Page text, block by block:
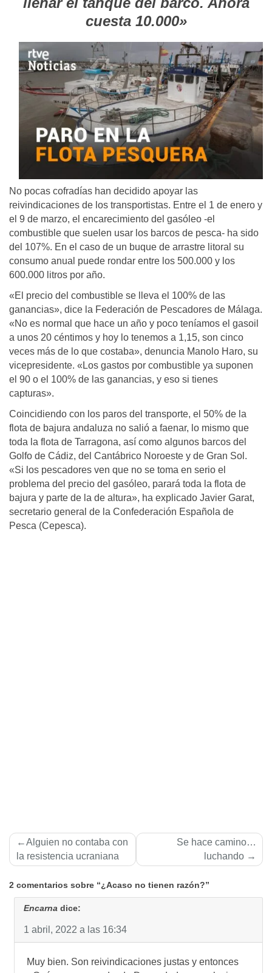
cuesta 10.000»
No pocas cofradías han decidido apoyar las
reivindicaciones de los transportistas. Entre el 1 de enero y
el 9 de marzo, el encarecimiento del gasóleo -el
combustible que suelen usar los barcos de pesca- ha sido
del 107%. En el caso de un buque de arrastre litoral su
consumo anual puede rondar entre los 500.000 y los
600.000 litros por año.
«El precio del combustible se lleva el 100% de las
ganancias», dice la Federación de Pescadores de Málaga.
«No es normal que hace un año y poco teníamos el gasoil
a unos 20 céntimos y hoy lo tenemos a 1,15, son cinco
veces más de lo que costaba», denuncia Manolo Haro, su
vicepresidente. «Los gastos por combustible ya suponen
el 90 o el 100% de las ganancias, y eso si tienes
capturas».
Coincidiendo con los paros del transporte, el 50% de la
flota de bajura andaluza no salió a faenar, lo mismo que
toda la flota de Tarragona, así como algunos barcos del
Golfo de Cádiz, del Cantábrico Noroeste y de Gran Sol.
«Si los pescadores ven que no se toma en serio el
problema del precio del gasóleo, parará toda la flota de
bajura y parte de la de altura», ha explicado Javier Garat,
secretario general de la Confederación Española de
Pesca (Cepesca).
Navegación
de
Alguien no contaba con
la resistencia ucraniana
Se hace camino…
luchando
2 comentarios sobre “¿Acaso no tienen razón?”
Encarna dice:
1 abril, 2022 a las 16:34
Muy bien. Son reivindicaciones justas y entonces